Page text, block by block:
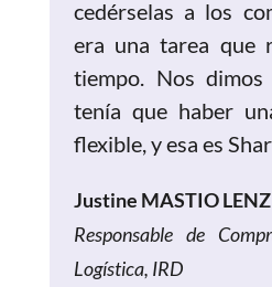
cedérselas a los
era una tarea que
tiempo. Nos
tenía que haber
flexible, y esa es
Justine MASTIO LENZ
Responsable de
Logística, IRD